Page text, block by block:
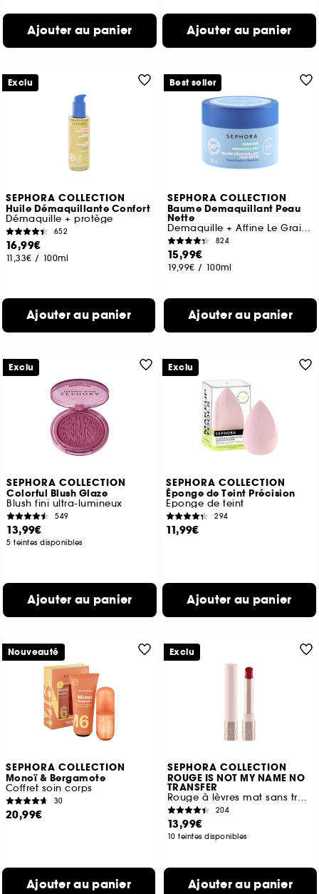
Ajouter au panier Ajouter au panier
SEPHORA COLLECTION
Huile Démaquillante Confort
Démaquille + protège
652
16,99€
11,33€ / 100ml
Ajouter au panier
Exclu
SEPHORA COLLECTION
Baume Demaquillant Peau
Nette
Demaquille + Affine Le Grain De Peau
824
15,99€
19,99€ / 100ml
Ajouter au panier
Best seller
SEPHORA COLLECTION
Colorful Blush Glaze
Blush fini ultra-lumineux
549
13,99€
5 teintes disponibles
Ajouter au panier
Exclu
SEPHORA COLLECTION
Éponge de Teint Précision
Éponge de teint
294
11,99€
Ajouter au panier
Exclu
SEPHORA COLLECTION
Monoï & Bergamote
Coffret soin corps
30
20,99€
Ajouter au panier
Nouveauté
SEPHORA COLLECTION
ROUGE IS NOT MY NAME NO
TRANSFER
Rouge à lèvres mat sans transfert
204
13,99€
10 teintes disponibles
Ajouter au panier
Exclu